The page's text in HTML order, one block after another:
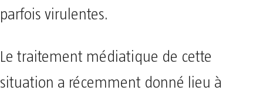
parfois virulentes.
Le traitement médiatique de cette
situation a récemment donné lieu à